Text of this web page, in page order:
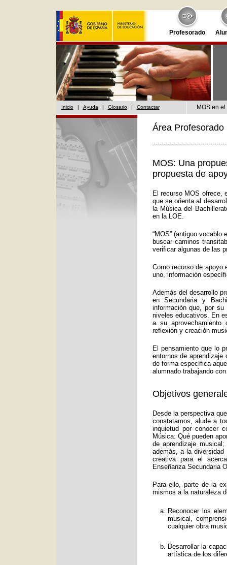
Profesorado
Inicio | Ayuda | Glosario | Contactar MOS en
Área
MOS: Una
propuesta de
El recurso MOS ofrece,
que se orienta al
la Música del
en la LOE.
“MOS” (antiguo
buscar caminos
verificar algunas de las
Como recurso de
uno, información
Además del desarrollo
en Secundaria y
información que, por
niveles educativos. En
a su aprovechamiento
reflexión y creación
El pensamiento que lo
entornos de aprendizaje
de forma específica
alumnado trabajando
Objetivos
Desde la perspectiva
constatamos, alude a
inquietud por conocer
Música: Qué pueden
de aprendizaje
además, a la
creativa para el
Enseñanza Secundaria
Para ello, parte de la
mismos a la naturaleza
Reconocer los
musical,
cualquier obra
Desarrollar la
artística de los